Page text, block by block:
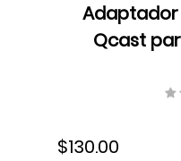
Adaptador
Qcast
$130.00